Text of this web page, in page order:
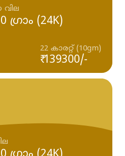
ഗ്രാം (24K)
22 കാരറ്റ് (10gm)
₹ 139300/-